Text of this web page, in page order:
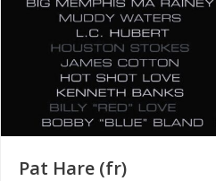
Pat Hare (fr)